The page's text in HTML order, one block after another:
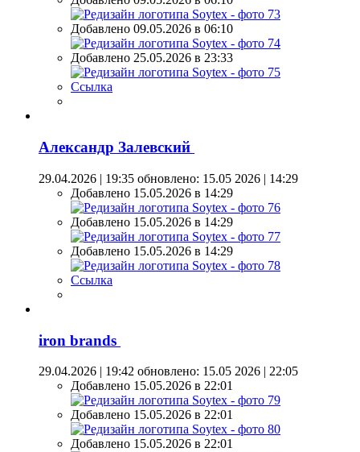
Добавлено 09.05.2026 в 06:10
Добавлено 25.05.2026 в 23:33
Ссылка
Александр Залевский
29.04.2026 | 19:35 обновлено: 15.05 2026 | 14:29
Добавлено 15.05.2026 в 14:29
Добавлено 15.05.2026 в 14:29
Добавлено 15.05.2026 в 14:29
Ссылка
iron brands
29.04.2026 | 19:42 обновлено: 15.05 2026 | 22:05
Добавлено 15.05.2026 в 22:01
Добавлено 15.05.2026 в 22:01
Добавлено 15.05.2026 в 22:01